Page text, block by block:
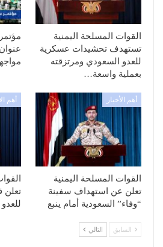
القوات المسلحة اليمنية
تستهدف تحشيدات عسكرية
للعدو السعودي ومرتزقته
بعملية واسعة…
أهم الأخبار
القوات المسلحة اليمنية
تعلن عن استهداف سفينة
“وفاء” السعودية أمام ينبع
أهم
السابق التالي